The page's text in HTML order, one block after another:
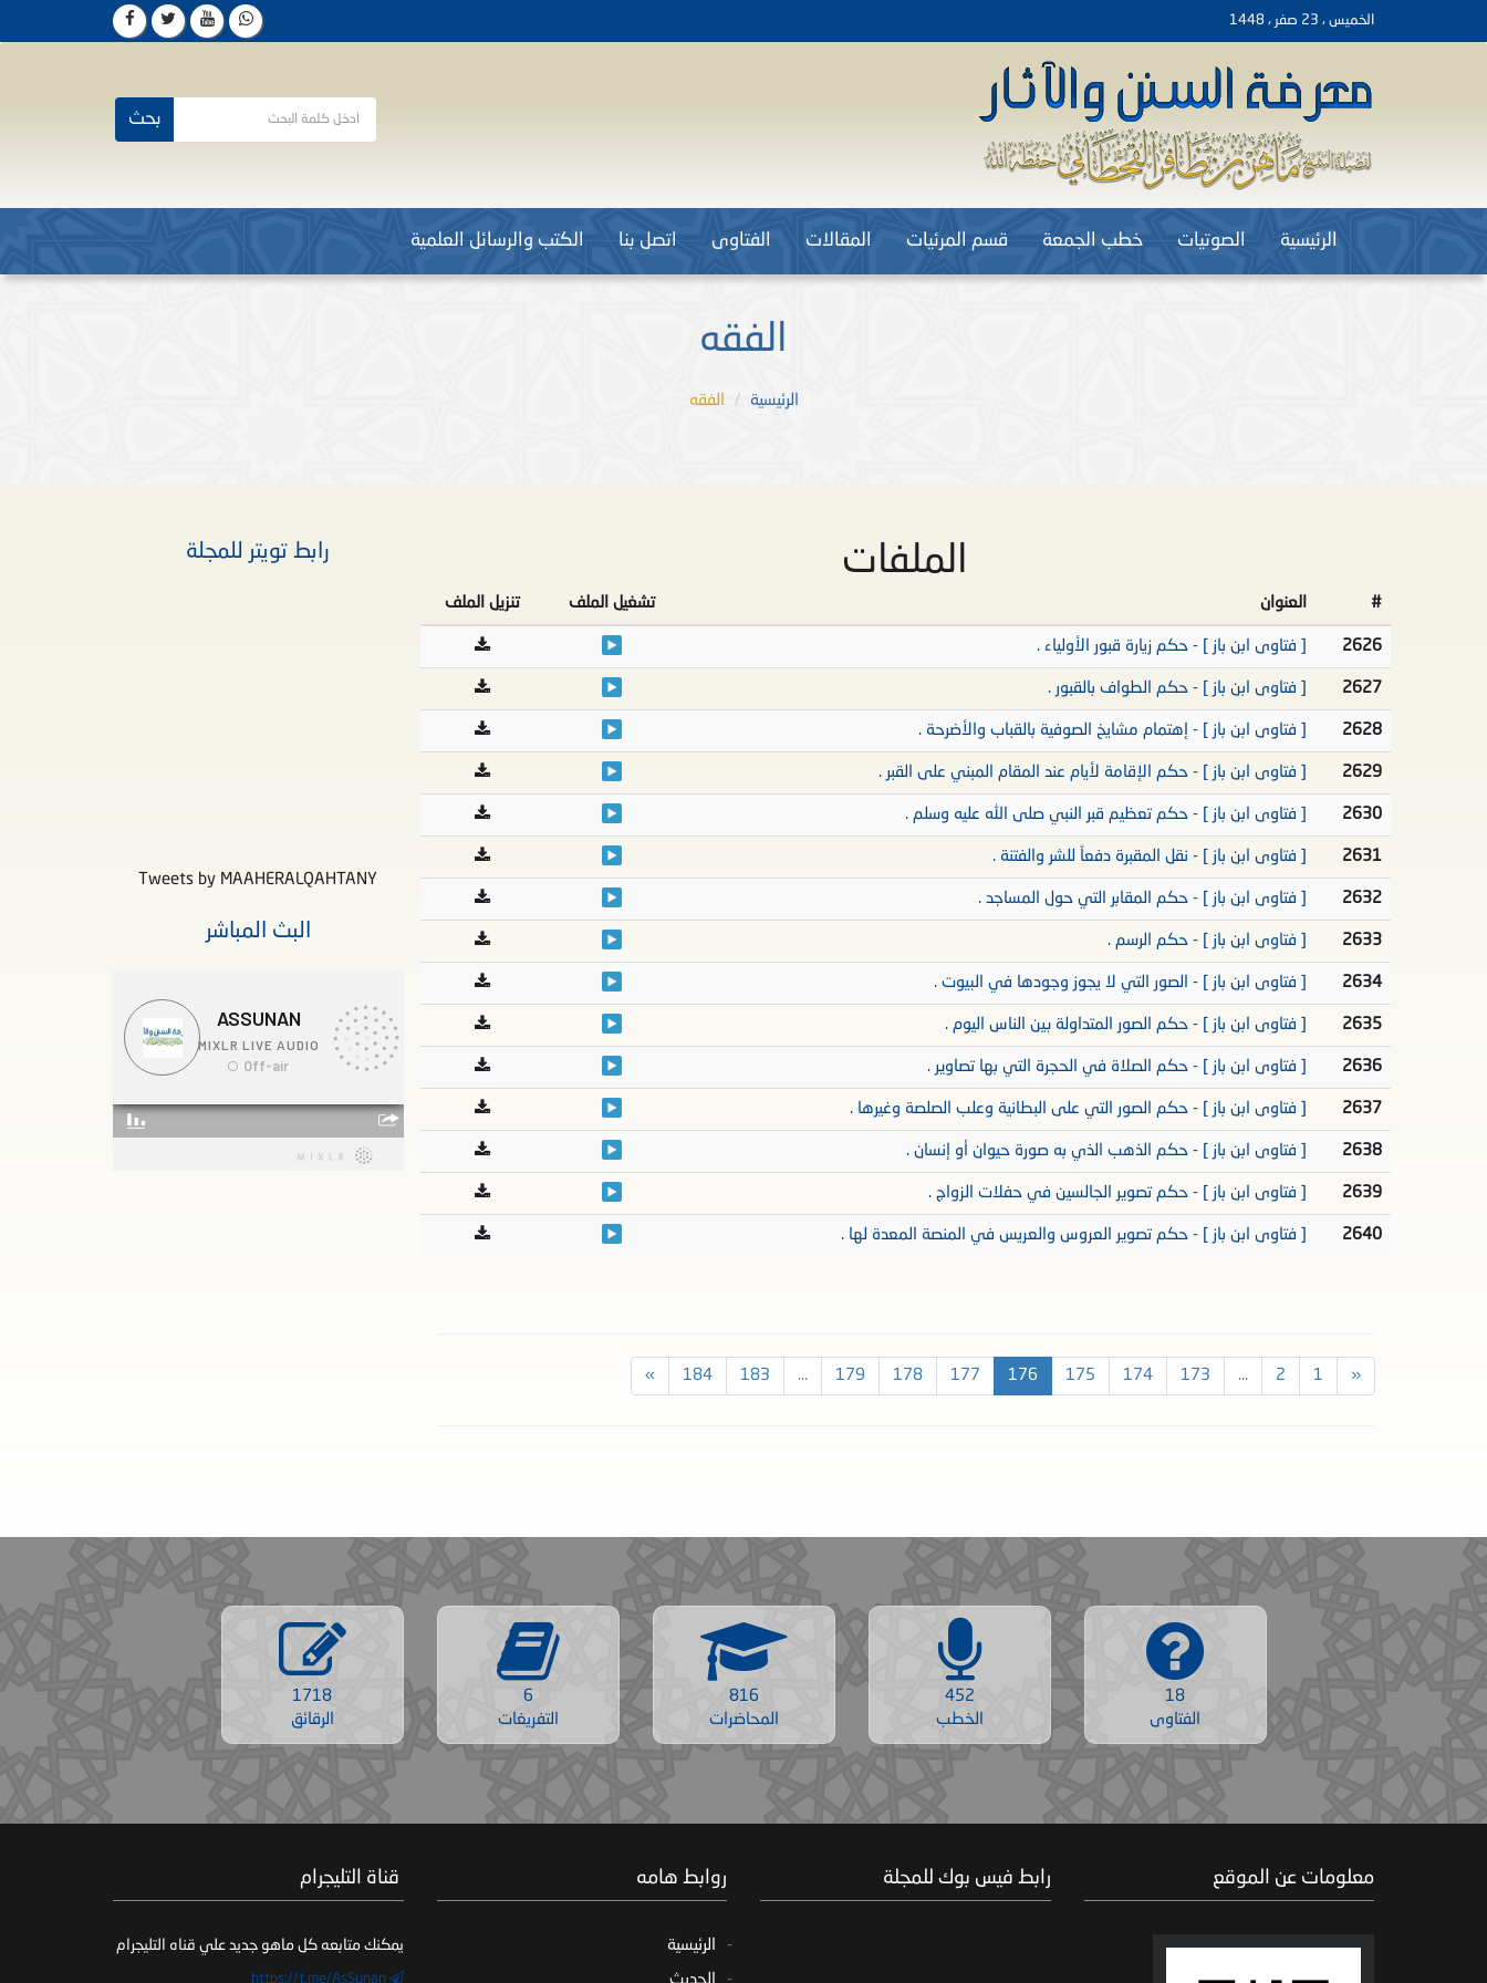
الخميس ، 23 صفر ، 1448
بحث
الرئيسية الصوتيات خطب الجمعة قسم المرئيات المقالات الفتاوى اتصل بنا الكتب والرسائل العلمية
الفقه
الرئيسية الفقه
الملفات
# العنوان تشغيل الملف تنزيل الملف
2626 [ فتاوى ابن باز ] - حكم زيارة قبور الأولياء .
2627 [ فتاوى ابن باز ] - حكم الطواف بالقبور .
2628 [ فتاوى ابن باز ] - إهتمام مشايخ الصوفية بالقباب والأضرحة .
2629 [ فتاوى ابن باز ] - حكم الإقامة لأيام عند المقام المبني على القبر .
2630 [ فتاوى ابن باز ] - حكم تعظيم قبر النبي صلى الله عليه وسلم .
2631 [ فتاوى ابن باز ] - نقل المقبرة دفعاً للشر والفتنة .
2632 [ فتاوى ابن باز ] - حكم المقابر التي حول المساجد .
2633 [ فتاوى ابن باز ] - حكم الرسم .
2634 [ فتاوى ابن باز ] - الصور التي لا يجوز وجودها في البيوت .
2635 [ فتاوى ابن باز ] - حكم الصور المتداولة بين الناس اليوم .
2636 [ فتاوى ابن باز ] - حكم الصلاة في الحجرة التي بها تصاوير .
2637 [ فتاوى ابن باز ] - حكم الصور التي على البطانية وعلب الصلصة وغيرها .
2638 [ فتاوى ابن باز ] - حكم الذهب الذي به صورة حيوان أو إنسان .
2639 [ فتاوى ابن باز ] - حكم تصوير الجالسين في حفلات الزواج .
2640 [ فتاوى ابن باز ] - حكم تصوير العروس والعريس في المنصة المعدة لها .
«
1
2
...
173
174
175
176
177
178
179
...
183
184
»
رابط تويتر للمجلة
Tweets by MAAHERALQAHTANY
البث المباشر
18
الفتاوى
452
الخطب
816
المحاضرات
6
التفريغات
1718
الرقائق
معلومات عن الموقع رابط فيس بوك للمجلة روابط هامه
الرئيسية
‏ قناة التليجرام
يمكنك متابعه كل ماهو جديد علي قناه التليجرام
https://t.me/AsSunan